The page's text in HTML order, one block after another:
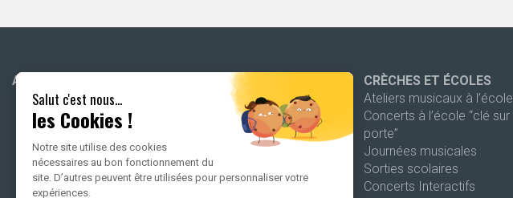
Salut c'est nous...
les Cookies !
Notre site utilise des cookies
nécessaires au bon fonctionnement du
site. D’autres peuvent être utilisées pour personnaliser votre
expériences.
ACCUEIL
ATELIERS MUSICAUX EN
FAMILLE
TOUS LES CONCERTS EN
FAMILLE
CRÈCHES ET ÉCOLES
Ateliers musicaux à l’école
Concerts à l’école “clé sur
porte”
Journées musicales
Sorties scolaires
Concerts Interactifs